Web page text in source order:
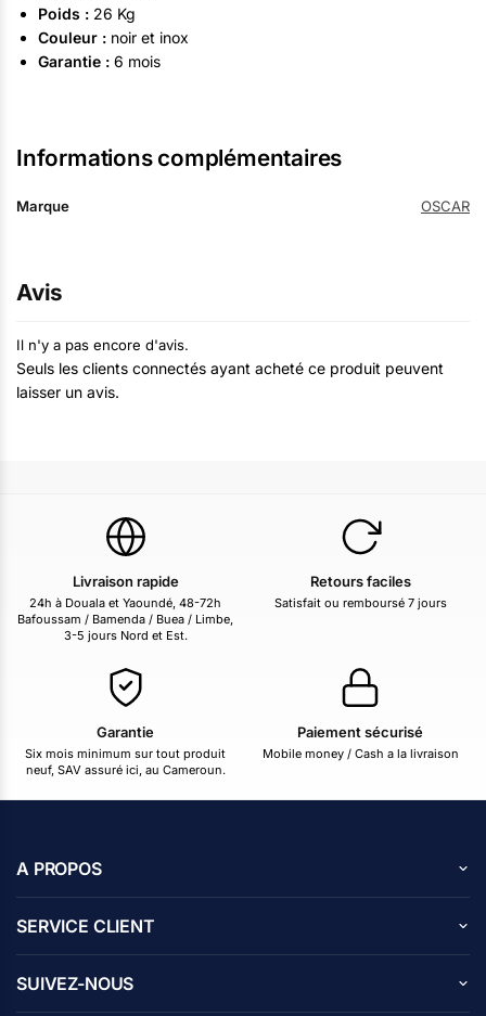
Poids : 26 Kg
Couleur : noir et inox
Garantie : 6 mois
Informations complémentaires
Marque OSCAR
Avis
Il n'y a pas encore d'avis.
Seuls les clients connectés ayant acheté ce produit peuvent
laisser un avis.
Livraison rapide
24h à Douala et Yaoundé, 48-72h
Bafoussam / Bamenda / Buea / Limbe,
3-5 jours Nord et Est.
Retours faciles
Satisfait ou remboursé 7 jours
Garantie
Six mois minimum sur tout produit
neuf, SAV assuré ici, au Cameroun.
Paiement sécurisé
Mobile money / Cash a la livraison
A PROPOS
Carrières
Contactez nous
SERVICE CLIENT
Blog
SUIVEZ-NOUS